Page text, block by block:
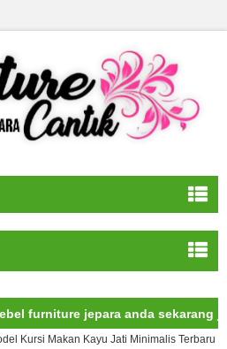
jepara anda sekarang juga.
Kursi Makan Kayu Jati Minimalis Terbaru